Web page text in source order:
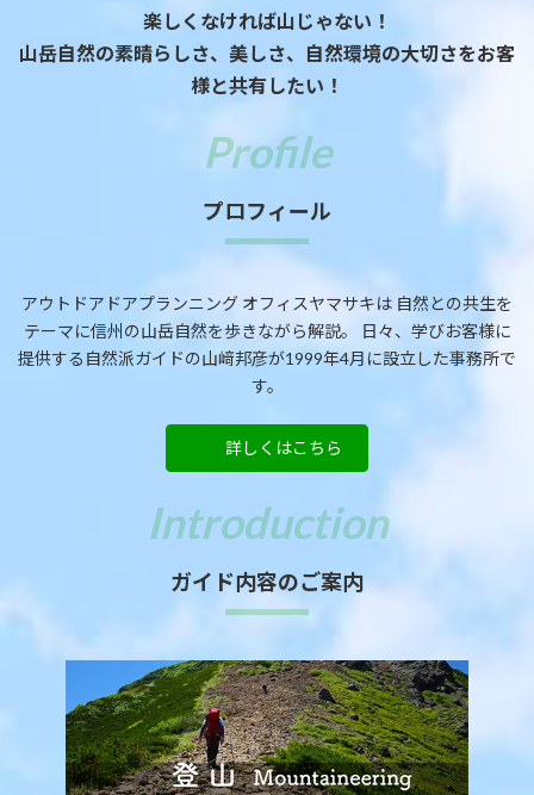
楽しくなければ山じゃない！
山岳自然の素晴らしさ、美しさ、自然環境の大切さをお客
様と共有したい！
プロフィール
アウトドアドアプランニング オフィスヤマサキは 自然との共生を
テーマに信州の山岳自然を歩きながら解説。
日々、学びお客様に
提供する自然派ガイドの山﨑邦彦が1999年4月に設立した事務所で
す。
詳しくはこちら
ガイド内容のご案内